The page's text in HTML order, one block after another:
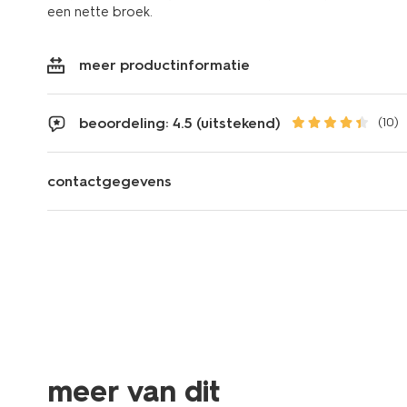
een nette broek.
meer productinformatie
beoordeling: 4.5 (uitstekend) (10)
contactgegevens
meer van dit